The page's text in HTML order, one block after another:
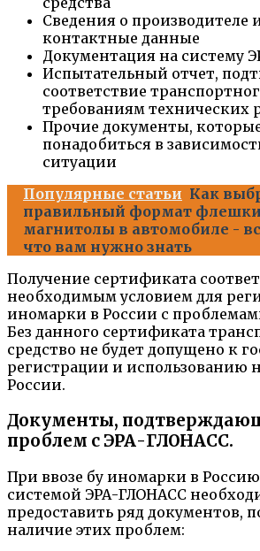
Сведения о производителе
контактные данные
Документация на систему
Испытательный отчет,
соответствие
требованиям технических
Прочие документы,
понадобиться в
ситуации
Популярные статьи Как
правильный формат
магнитолы в автомобиле -
что вам нужно знать
Получение сертификата
необходимым условием для
иномарки в России с
Без данного сертификата
средство не будет допущено к
регистрации и использованию
России.
Документы,
проблем с ЭРА-ГЛОНАСС.
При ввозе бу иномарки в
системой ЭРА-ГЛОНАСС
предоставить ряд документов,
наличие этих проблем: